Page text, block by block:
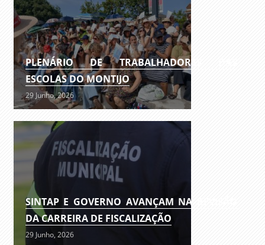
PLENÁRIO DE TRABALHADORES DAS
ESCOLAS DO MONTIJO
29 Junho, 2026
SINTAP E GOVERNO AVANÇAM NA REVISÃO
DA CARREIRA DE FISCALIZAÇÃO
29 Junho, 2026